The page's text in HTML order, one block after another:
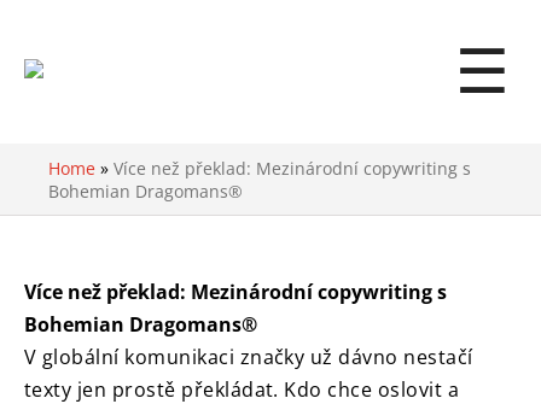
☰
Home » Více než překlad: Mezinárodní copywriting s
Bohemian Dragomans®
Více než překlad: Mezinárodní copywriting s
Bohemian Dragomans®
V globální komunikaci značky už dávno nestačí
texty jen prostě překládat. Kdo chce oslovit a